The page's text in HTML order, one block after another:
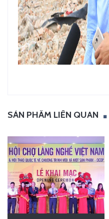
SẢN PHẨM LIÊN QUAN